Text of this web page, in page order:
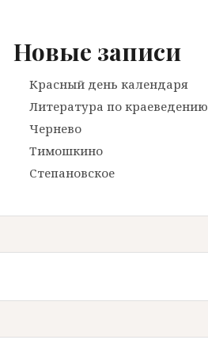
Новые записи
Красный день календаря
Литература по краеведению
Чернево
Тимошкино
Степановское